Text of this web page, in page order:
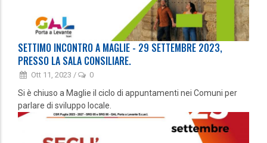
SETTIMO INCONTRO A MAGLIE - 29 SETTEMBRE 2023,
PRESSO LA SALA CONSILIARE.
Ott 11, 2023 / 0
Si è chiuso a Maglie il ciclo di appuntamenti nei Comuni per
parlare di sviluppo locale.